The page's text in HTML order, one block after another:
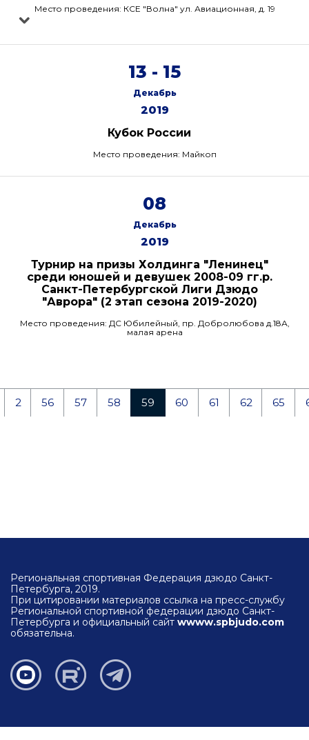
Место проведения: КСЕ "Волна" ул. Авиационная, д. 19
13 - 15
Декабрь
2019
Кубок России
Место проведения: Майкоп
08
Декабрь
2019
Турнир на призы Холдинга "Ленинец"
среди юношей и девушек 2008-09 гг.р.
Санкт-Петербургской Лиги Дзюдо
"Аврора" (2 этап сезона 2019-2020)
Место проведения: ДС Юбилейный, пр. Добролюбова д.18А,
малая арена
2 56 57 58 59 60 61 62 65
Региональная спортивная Федерация дзюдо Санкт-
Петербурга, 2019.
При цитировании материалов ссылка на пресс-службу
Региональной спортивной федерации дзюдо Санкт-
Петербурга и официальный сайт wwww.spbjudo.com
обязательна.